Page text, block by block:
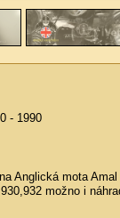
- 1990
Anglická mota
možno i